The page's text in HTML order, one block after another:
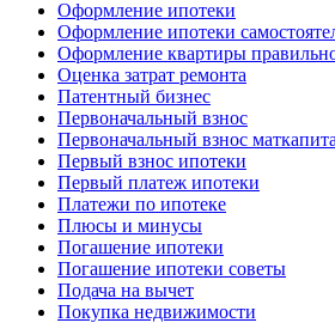
Оформление ипотеки
Оформление ипотеки
Оформление квартиры
Оценка затрат ремонта
Патентный бизнес
Первоначальный взнос
Первоначальный взнос
Первый взнос ипотеки
Первый платеж ипотеки
Платежи по ипотеке
Плюсы и минусы
Погашение ипотеки
Погашение ипотеки советы
Подача на вычет
Покупка недвижимости